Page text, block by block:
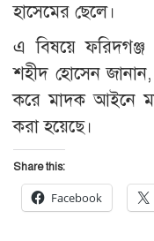
হাসেমের ছেলে।
এ বিষয়ে ফরিদগঞ্জ
শহীদ হোসেন
করে মাদক আইনে
করা হয়েছে।
Share this:
Facebook